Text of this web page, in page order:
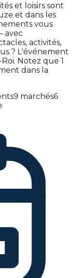
et loisirs sont
et dans les
vous
avec
activités,
? L'événement
Notez que 1
dans la
9 marchés6